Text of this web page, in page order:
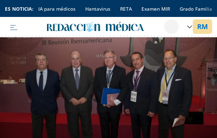
ES NOTICIA: IA para médicos Hantavirus RETA Examen MIR Grado Familia